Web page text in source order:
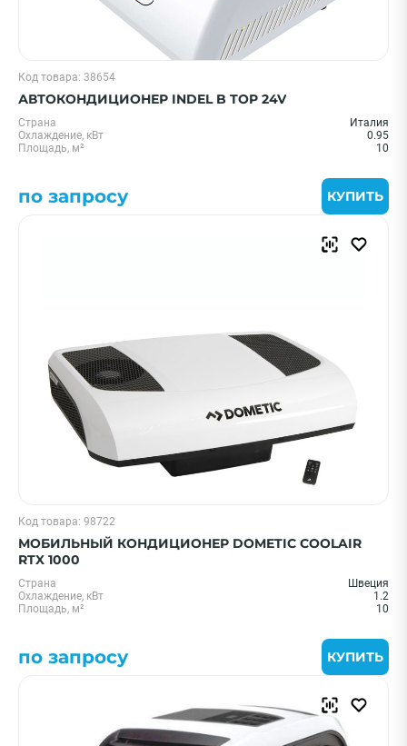
Код товара: 38654
АВТОКОНДИЦИОНЕР INDEL B TOP 24V
Страна
Италия
Охлаждение, кВт
0.95
Площадь, м²
10
по запросу КУПИТЬ
Код товара: 98722
МОБИЛЬНЫЙ КОНДИЦИОНЕР DOMETIC COOLAIR
RTX 1000
Страна
Швеция
Охлаждение, кВт
1.2
Площадь, м²
10
по запросу КУПИТЬ